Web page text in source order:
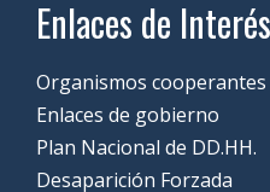
Enlaces de Interés
Organismos cooperantes
Enlaces de gobierno
Plan Nacional de DD.HH.
Desaparición Forzada